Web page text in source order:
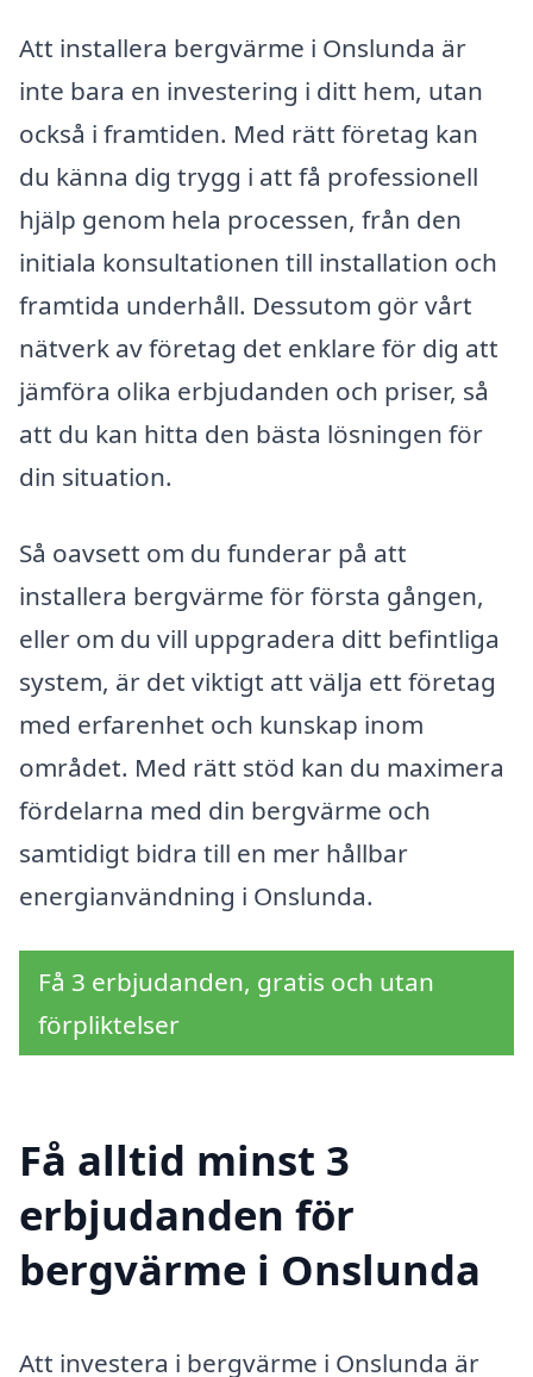
Att installera bergvärme i Onslunda är
inte bara en investering i ditt hem, utan
också i framtiden. Med rätt företag kan
du känna dig trygg i att få professionell
hjälp genom hela processen, från den
initiala konsultationen till installation och
framtida underhåll. Dessutom gör vårt
nätverk av företag det enklare för dig att
jämföra olika erbjudanden och priser, så
att du kan hitta den bästa lösningen för
din situation.
Så oavsett om du funderar på att
installera bergvärme för första gången,
eller om du vill uppgradera ditt befintliga
system, är det viktigt att välja ett företag
med erfarenhet och kunskap inom
området. Med rätt stöd kan du maximera
fördelarna med din bergvärme och
samtidigt bidra till en mer hållbar
energianvändning i Onslunda.
Få 3 erbjudanden, gratis och utan
förpliktelser
Få alltid minst 3
erbjudanden för
bergvärme i Onslunda
Att investera i bergvärme i Onslunda är